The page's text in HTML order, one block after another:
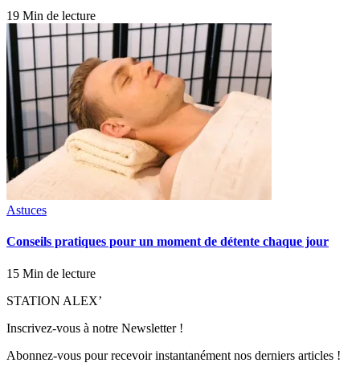
19 Min de lecture
Astuces
Conseils pratiques pour un moment de détente chaque jour
15 Min de lecture
STATION ALEX’
Inscrivez-vous à notre Newsletter !
Abonnez-vous pour recevoir instantanément nos derniers articles !